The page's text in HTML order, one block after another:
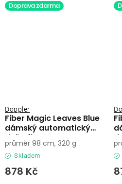
Doprava zdarma
Fiber Magic Leaves Blue
dámský automatický
deštník
Doppler
Skladem
878 Kč
průměr 98 cm, 320 g